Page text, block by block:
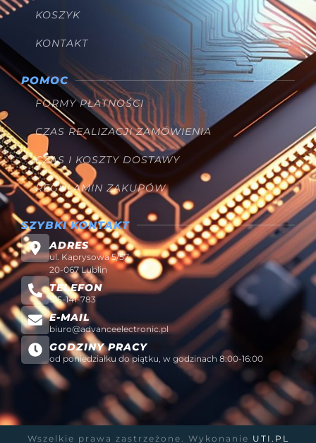
KOSZYK
KONTAKT
POMOC
FORMY PŁATNOŚCI
CZAS REALIZACJI ZAMÓWIENIA
CZAS I KOSZTY DOSTAWY
REGULAMIN ZAKUPÓW
SZYBKI KONTAKT
ADRES
ul. Kaprysowa 5/57
20-067 Lublin
TELEFON
515-141-783
E-MAIL
biuro@advanceelectronic.pl
GODZINY PRACY
od poniedziałku do piątku, w godzinach 8:00-16:00
Wszelkie prawa zastrzeżone. Wykonanie UTI.PL